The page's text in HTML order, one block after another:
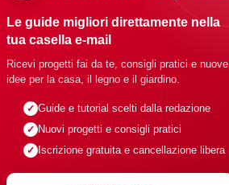
Le guide migliori direttamente nella
tua casella e-mail
Ricevi progetti fai da te, consigli pratici e nuove
idee per la casa, il legno e il giardino.
Guide e tutorial scelti dalla redazione
Nuovi progetti e consigli pratici
Iscrizione gratuita e cancellazione libera